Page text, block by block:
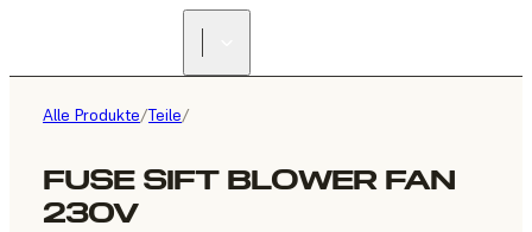
Alle Produkte/Teile/
FUSE SIFT BLOWER FAN
230V